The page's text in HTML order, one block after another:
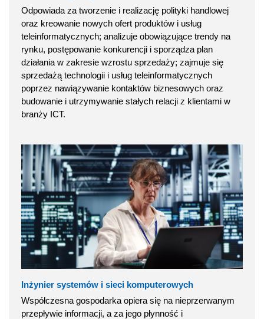
Odpowiada za tworzenie i realizację polityki handlowej
oraz kreowanie nowych ofert produktów i usług
teleinformatycznych; analizuje obowiązujące trendy na
rynku, postępowanie konkurencji i sporządza plan
działania w zakresie wzrostu sprzedaży; zajmuje się
sprzedażą technologii i usług teleinformatycznych
poprzez nawiązywanie kontaktów biznesowych oraz
budowanie i utrzymywanie stałych relacji z klientami w
branży ICT.
Inżynier systemów i sieci komputerowych
Współczesna gospodarka opiera się na nieprzerwanym
przepływie informacji, a za jego płynność i